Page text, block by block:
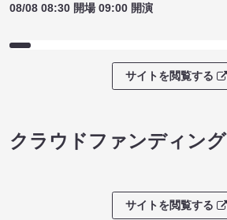
08/08 08:30 開場 09:00 開演
サイトを閲覧する
クラウドファンディング
サイトを閲覧する